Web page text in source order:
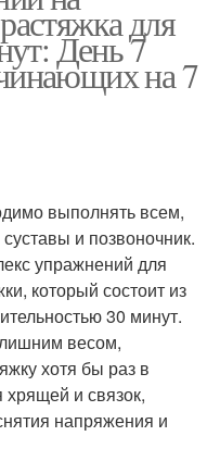
для
День 7
на 7
выполнять всем,
и позвоночник.
упражнений для
который состоит из
30 минут.
весом,
хотя бы раз в
и связок,
напряжения и